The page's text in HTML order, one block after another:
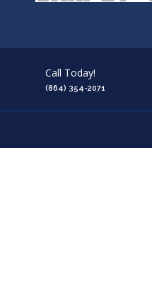
Call Today!
(864) 354-2071